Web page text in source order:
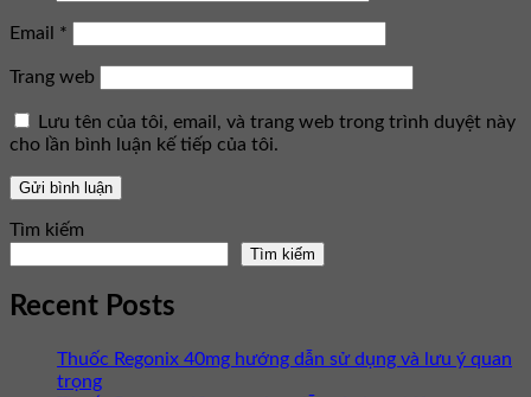
Email *
Trang web
Lưu tên của tôi, email, và trang web trong trình duyệt này
cho lần bình luận kế tiếp của tôi.
Tìm kiếm
Tìm kiếm
Recent Posts
Thuốc Regonix 40mg hướng dẫn sử dụng và lưu ý quan
trọng